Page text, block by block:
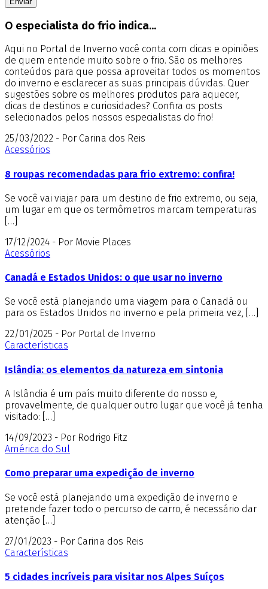
O especialista do frio indica...
Aqui no Portal de Inverno você conta com dicas e opiniões
de quem entende muito sobre o frio. São os melhores
conteúdos para que possa aproveitar todos os momentos
do inverno e esclarecer as suas principais dúvidas. Quer
sugestões sobre os melhores produtos para aquecer,
dicas de destinos e curiosidades? Confira os posts
selecionados pelos nossos especialistas do frio!
25/03/2022 - Por Carina dos Reis
Acessórios
8 roupas recomendadas para frio extremo: confira!
Se você vai viajar para um destino de frio extremo, ou seja,
um lugar em que os termômetros marcam temperaturas
[…]
17/12/2024 - Por Movie Places
Acessórios
Canadá e Estados Unidos: o que usar no inverno
Se você está planejando uma viagem para o Canadá ou
para os Estados Unidos no inverno e pela primeira vez, […]
22/01/2025 - Por Portal de Inverno
Características
Islândia: os elementos da natureza em sintonia
A Islândia é um país muito diferente do nosso e,
provavelmente, de qualquer outro lugar que você já tenha
visitado: […]
14/09/2023 - Por Rodrigo Fitz
América do Sul
Como preparar uma expedição de inverno
Se você está planejando uma expedição de inverno e
pretende fazer todo o percurso de carro, é necessário dar
atenção […]
27/01/2023 - Por Carina dos Reis
Características
5 cidades incríveis para visitar nos Alpes Suíços